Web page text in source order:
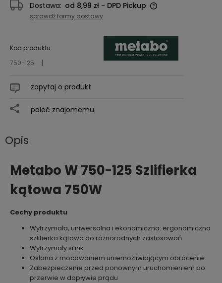
Dostawa: od 8,99 zł - DPD Pickup
Cena nie zawiera ewentualnych kosztów
sprawdź formy dostawy
Kod produktu:
750-125
zapytaj o produkt
poleć znajomemu
Opis
Metabo W 750-125 Szlifierka
kątowa 750W
Cechy produktu
Wytrzymała, uniwersalna i ekonomiczna: ergonomiczna
szlifierka kątowa do różnorodnych zastosowań
Wytrzymały silnik
Osłona z mocowaniem uniemożliwiającym obrócenie
Zabezpieczenie przed ponownym uruchomieniem po
przerwie w dopływie prądu